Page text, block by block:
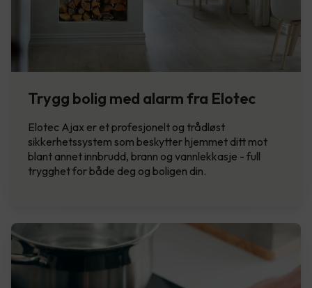
Trygg bolig med alarm fra Elotec
Elotec Ajax er et profesjonelt og trådløst
sikkerhetssystem som beskytter hjemmet ditt mot
blant annet innbrudd, brann og vannlekkasje - full
trygghet for både deg og boligen din.